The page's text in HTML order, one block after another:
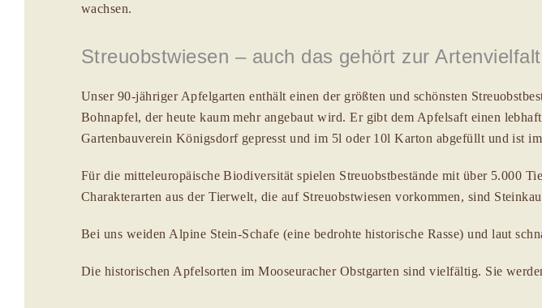
wachsen.
Streuobstwiesen – auch das gehört zur Artenvielfalt
Unser 90-jähriger Apfelgarten enthält einen der größten und schönsten
Bohnapfel, der heute kaum mehr angebaut wird. Er gibt dem Apfelsaft einen
Gartenbauverein Königsdorf gepresst und im 5l oder 10l Karton abgefüllt und ist
Für die mitteleuropäische Biodiversität spielen Streuobstbestände mit über 5.000
Charakterarten aus der Tierwelt, die auf Streuobstwiesen vorkommen, sind
Bei uns weiden Alpine Stein-Schafe (eine bedrohte historische Rasse) und laut
Die historischen Apfelsorten im Mooseuracher Obstgarten sind vielfältig. Sie